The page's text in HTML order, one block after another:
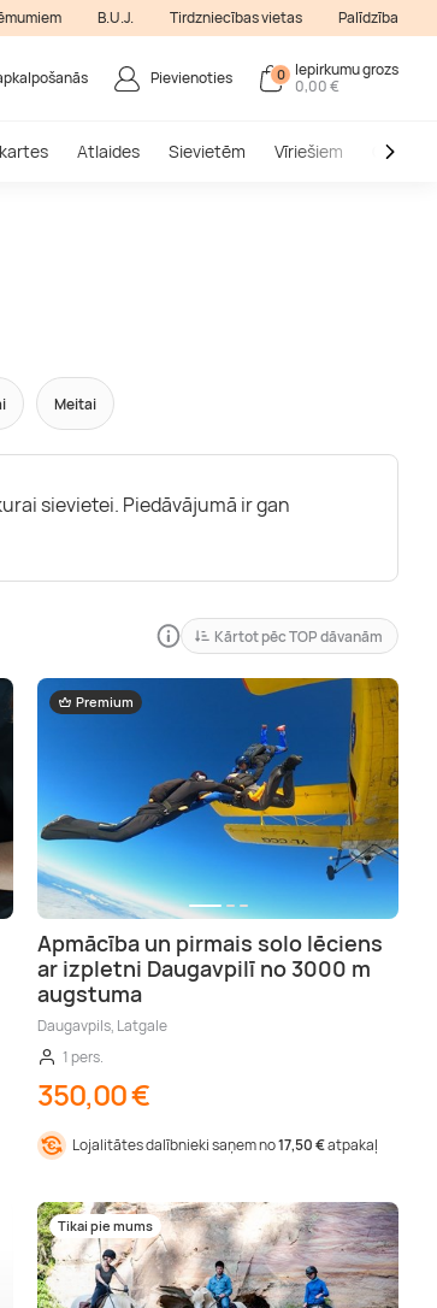
B.U.J. Tirdzniecības vietas Palīdzība
Pievienoties 0
Iepirkumu grozs
0,00 €
Atlaides Sievietēm Vīriešiem Outlet
Meitai
sievietei. Piedāvājumā ir gan
Kārtot pēc TOP dāvanām
Premium
Apmācība un pirmais solo lēciens
ar izpletni Daugavpilī no 3000 m
augstuma
Daugavpils, Latgale
1 pers.
350,00 €
Lojalitātes dalībnieki saņem no17,50 €atpakaļ
Tikai pie mums